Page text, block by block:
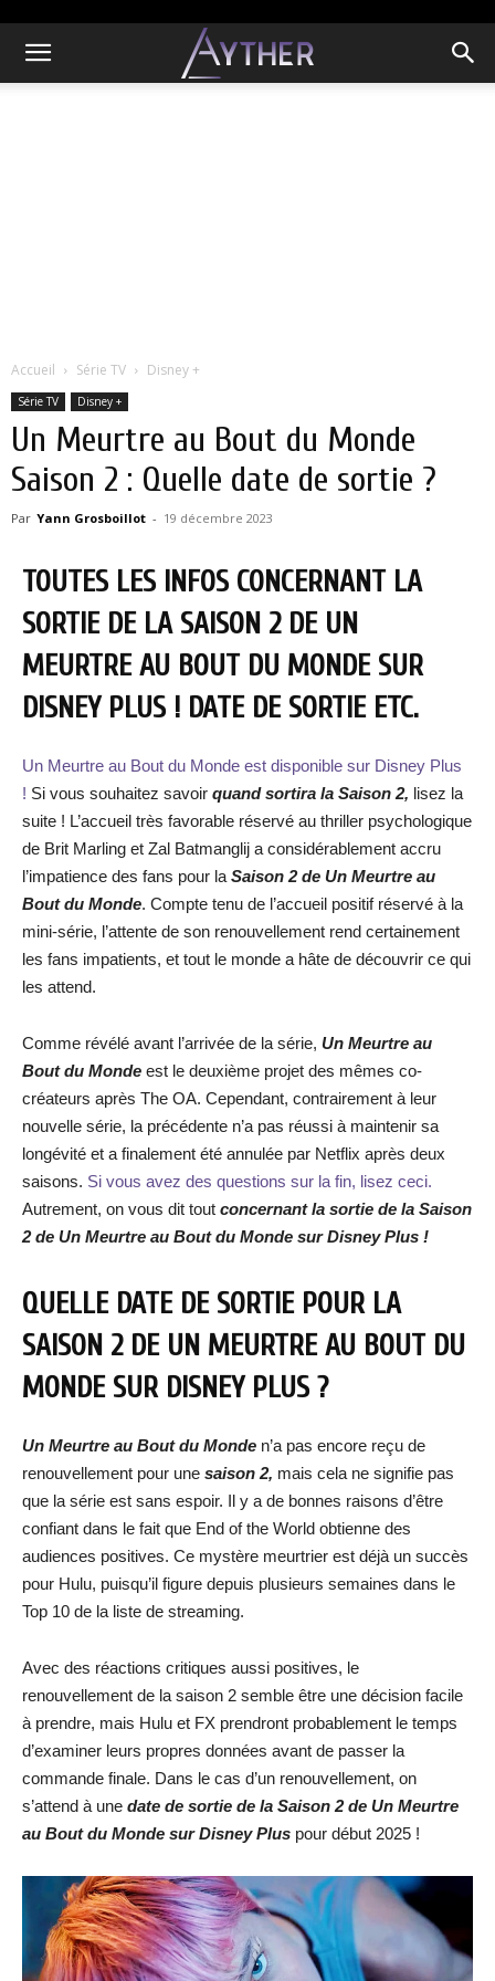
Accueil Série TV Disney +
Série TV Disney +
Un Meurtre au Bout du Monde
Saison 2 : Quelle date de sortie ?
Par Yann Grosboillot - 19 décembre 2023
TOUTES LES INFOS CONCERNANT LA
SORTIE DE LA SAISON 2 DE UN
MEURTRE AU BOUT DU MONDE SUR
DISNEY PLUS ! DATE DE SORTIE ETC.
Un Meurtre au Bout du Monde est disponible sur Disney Plus
! Si vous souhaitez savoir quand sortira la Saison 2, lisez la
suite ! L’accueil très favorable réservé au thriller psychologique
de Brit Marling et Zal Batmanglij a considérablement accru
l’impatience des fans pour la Saison 2 de Un Meurtre au
Bout du Monde. Compte tenu de l’accueil positif réservé à la
mini-série, l’attente de son renouvellement rend certainement
les fans impatients, et tout le monde a hâte de découvrir ce qui
les attend.
Comme révélé avant l’arrivée de la série, Un Meurtre au
Bout du Monde est le deuxième projet des mêmes co-
créateurs après The OA. Cependant, contrairement à leur
nouvelle série, la précédente n’a pas réussi à maintenir sa
longévité et a finalement été annulée par Netflix après deux
saisons. Si vous avez des questions sur la fin, lisez ceci.
Autrement, on vous dit tout concernant la sortie de la Saison
2 de Un Meurtre au Bout du Monde sur Disney Plus !
QUELLE DATE DE SORTIE POUR LA
SAISON 2 DE UN MEURTRE AU BOUT DU
MONDE SUR DISNEY PLUS ?
Un Meurtre au Bout du Monde n’a pas encore reçu de
renouvellement pour une saison 2, mais cela ne signifie pas
que la série est sans espoir. Il y a de bonnes raisons d’être
confiant dans le fait que End of the World obtienne des
audiences positives. Ce mystère meurtrier est déjà un succès
pour Hulu, puisqu’il figure depuis plusieurs semaines dans le
Top 10 de la liste de streaming.
Avec des réactions critiques aussi positives, le
renouvellement de la saison 2 semble être une décision facile
à prendre, mais Hulu et FX prendront probablement le temps
d’examiner leurs propres données avant de passer la
commande finale. Dans le cas d’un renouvellement, on
s’attend à une date de sortie de la Saison 2 de Un Meurtre
au Bout du Monde sur Disney Plus pour début 2025 !